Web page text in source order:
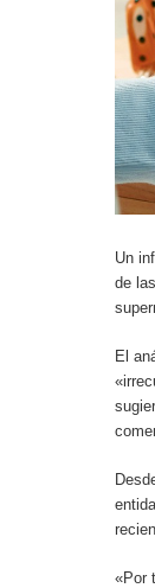
Un
de
El
«Por